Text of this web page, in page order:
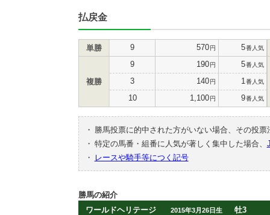
払戻金
単勝 9 570円 5番人気
複勝
9 190円 5番人気
3 140円 1 番人気
10 1,100円 9番人気
・
勝馬投票に的中された方がいない場合、その投
・ 特定の馬番・組番に人気が著しく集中した場合、
・
レースや騎手等につく記号
勝馬の紹介
ワールドヘリテージ
2015年3月26日生 牡3